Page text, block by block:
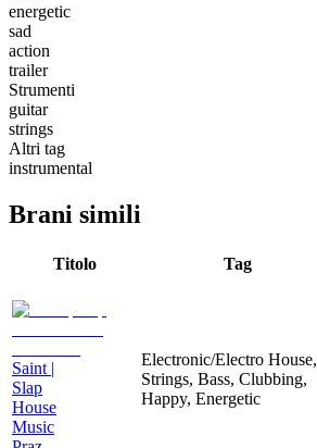
energetic
sad
action
trailer
Strumenti
guitar
strings
Altri tag
instrumental
Brani simili
Titolo Tag
Saint |
Slap
House
Music
Electronic/Electro House,
Strings, Bass, Clubbing,
Happy, Energetic